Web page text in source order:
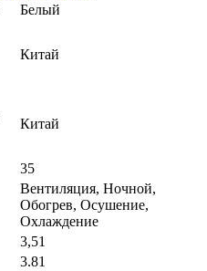
Белый
Китай
Китай
35
Вентиляция, Ночной,
Обогрев, Осушение,
Охлаждение
3,51
3.81